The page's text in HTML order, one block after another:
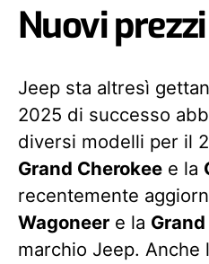
Nuovi prezzi
Jeep sta altresì
2025 di successo
diversi modelli per il
Grand Cherokee e la
recentemente
Wagoneer e la
marchio Jeep. Anche